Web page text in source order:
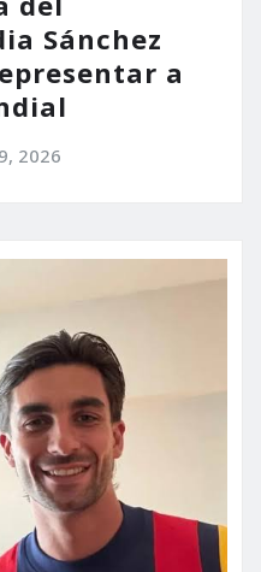
Sánchez
a
2026